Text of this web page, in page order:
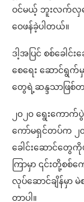
ဝင်မယ့် ဘူးလက်
ဝေဖန်ခဲ့ပါတယ်။
ဒါ့အပြင် စစ်ခေါင်
စေရေး ဆောင်ရွက်မှာ
တွေရဲ့ဆန္ဒသာဖြ
၂၀၂၀ ရွေးကော
ကော်မရှင်တပ်က ၂၀
ခေါင်းဆောင်တွေကို
ကြာမှာ ၎င်းတို့စစ်
လုပ်ဆောင်ချိန်မှာ မဲ
တာပါ။